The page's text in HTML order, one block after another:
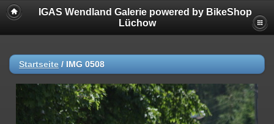
IGAS Wendland Galerie powered by BikeShop
Lüchow
Startseite / IMG 0508